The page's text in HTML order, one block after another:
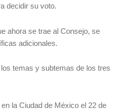
decidir su voto.
ahora se trae al Consejo, se
adicionales.
temas y subtemas de los tres
la Ciudad de México el 22 de